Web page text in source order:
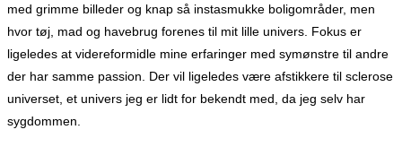
med grimme billeder og knap så instasmukke boligområder, men
hvor tøj, mad og havebrug forenes til mit lille univers. Fokus er
ligeledes at videreformidle mine erfaringer med symønstre til andre
der har samme passion. Der vil ligeledes være afstikkere til sclerose
universet, et univers jeg er lidt for bekendt med, da jeg selv har
sygdommen.